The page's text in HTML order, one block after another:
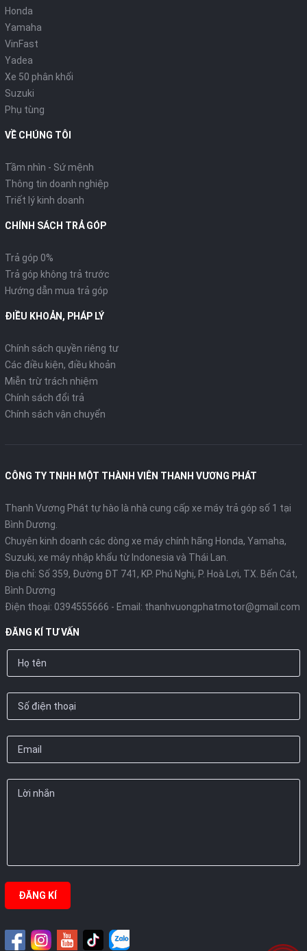
Honda
Yamaha
VinFast
Yadea
Xe 50 phân khối
Suzuki
Phụ tùng
VỀ CHÚNG TÔI
Tầm nhìn - Sứ mệnh
Thông tin doanh nghiệp
Triết lý kinh doanh
CHÍNH SÁCH TRẢ GÓP
Trả góp 0%
Trả góp không trả trước
Hướng dẫn mua trả góp
ĐIỀU KHOẢN, PHÁP LÝ
Chính sách quyền riêng tư
Các điều kiện, điều khoản
Miễn trừ trách nhiệm
Chính sách đổi trả
Chính sách vận chuyển
CÔNG TY TNHH MỘT THÀNH VIÊN THANH VƯƠNG PHÁT
Thanh Vương Phát tự hào là nhà cung cấp xe máy trả góp số 1 tại
Bình Dương.
Chuyên kinh doanh các dòng xe máy chính hãng Honda, Yamaha,
Suzuki, xe máy nhập khẩu từ Indonesia và Thái Lan.
Địa chỉ: Số 359, Đường ĐT 741, KP. Phú Nghị, P. Hoà Lợi, TX. Bến Cát,
Bình Dương
Điện thoại: 0394555666 - Email: thanhvuongphatmotor@gmail.com
ĐĂNG KÍ TƯ VẤN
ĐĂNG KÍ